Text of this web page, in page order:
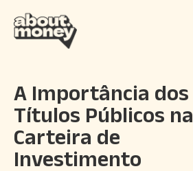
A Importância dos
Títulos Públicos na
Carteira de
Investimento